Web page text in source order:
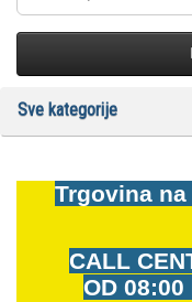
Sve kategorije
Trgovina
CALL
OD 08:00